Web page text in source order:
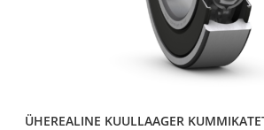
ÜHEREALINE KUULLAAGER